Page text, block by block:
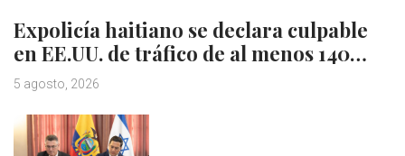
Expolicía haitiano se declara culpable
en EE.UU. de tráfico de al menos 140…
5 agosto, 2026